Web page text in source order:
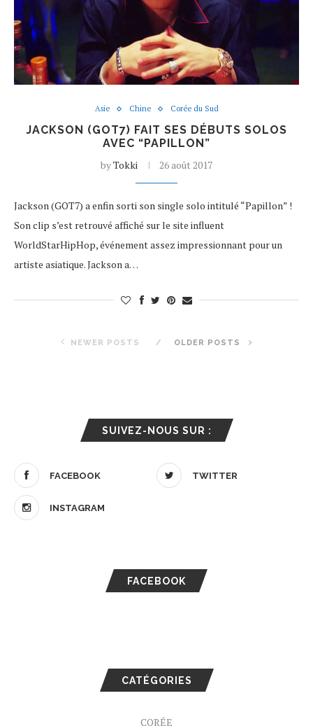
Asie Chine Corée du Sud
JACKSON (GOT7) FAIT SES DÉBUTS SOLOS
AVEC “PAPILLON”
byTokki 26 août 2017
Jackson (GOT7) a enfin sorti son single solo intitulé “Papillon” !
Son clip s’est retrouvé affiché sur le site influent
WorldStarHipHop, événement assez impressionnant pour un
artiste asiatique. Jackson a…
NEWER POSTS OLDER POSTS
SUIVEZ-NOUS SUR :
FACEBOOK TWITTER
INSTAGRAM
FACEBOOK
CATÉGORIES
CORÉE